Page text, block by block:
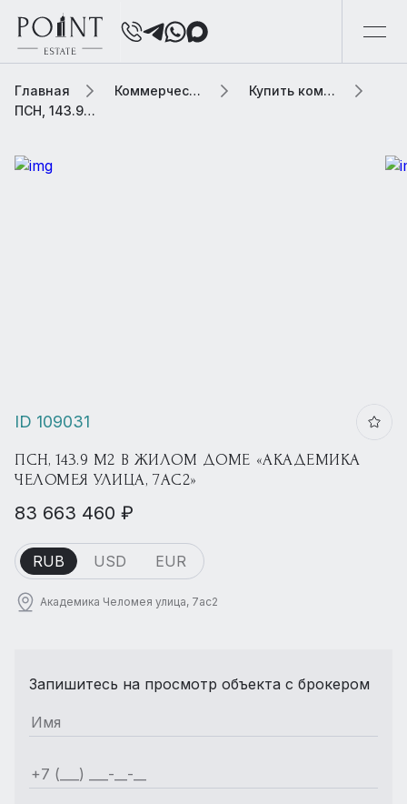
Главная Коммерческая элитная недвижимость
Купить коммерческую недвижимость
ПСН, 143.9 м2 В жилом доме «Академика Челомея улица, 7Ас2»
ID 109031
ПСН, 143.9 М2 В ЖИЛОМ ДОМЕ «АКАДЕМИКА
ЧЕЛОМЕЯ УЛИЦА, 7АС2»
83 663 460 ₽
RUB USD EUR
Академика Челомея улица, 7ас2
Запишитесь на просмотр объекта с брокером